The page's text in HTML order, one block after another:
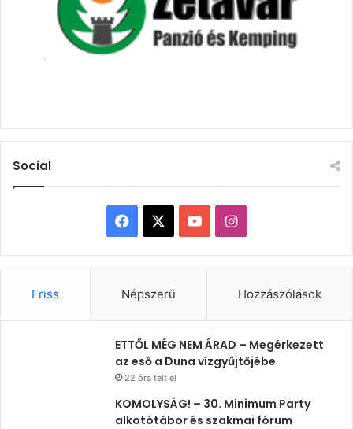
Social
Facebook YouTubeInstagram
Friss Népszerű Hozzászólások
ETTŐL MÉG NEM ÁRAD – Megérkezett
az eső a Duna vízgyűjtőjébe
22 óra telt el
KOMOLYSÁG! – 30. Minimum Party
alkotótábor és szakmai fórum